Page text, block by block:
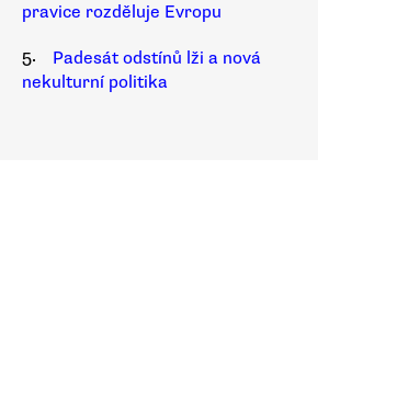
pravice rozděluje Evropu
5.
Padesát odstínů lži a nová
nekulturní politika